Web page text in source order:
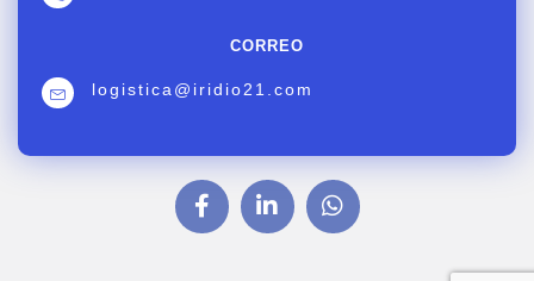
CORREO
logistica@iridio21.com